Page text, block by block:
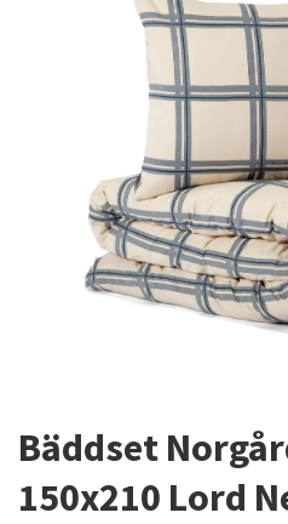
Bäddset
150x210 Lord